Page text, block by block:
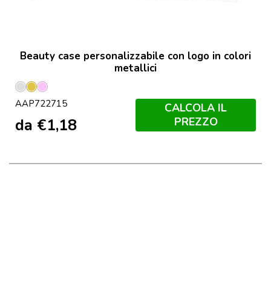
Beauty case personalizzabile con logo in colori
metallici
Argento
OroRosa
AAP722715
da €1,18
CALCOLA IL
PREZZO